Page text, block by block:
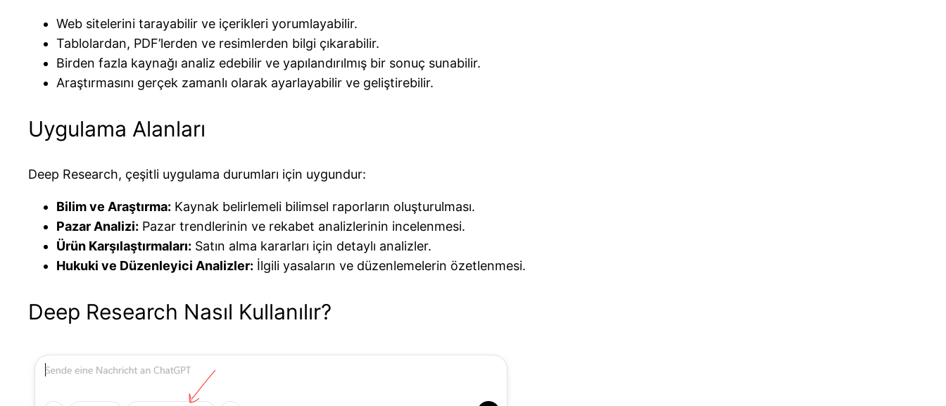
Web sitelerini tarayabilir ve içerikleri yorumlayabilir.
Tablolardan, PDF’lerden ve resimlerden bilgi çıkarabilir.
Birden fazla kaynağı analiz edebilir ve yapılandırılmış bir sonuç sunabilir.
Araştırmasını gerçek zamanlı olarak ayarlayabilir ve geliştirebilir.
Uygulama Alanları
Deep Research, çeşitli uygulama durumları için uygundur:
Bilim ve Araştırma: Kaynak belirlemeli bilimsel raporların oluşturulması.
Pazar Analizi: Pazar trendlerinin ve rekabet analizlerinin incelenmesi.
Ürün Karşılaştırmaları: Satın alma kararları için detaylı analizler.
Hukuki ve Düzenleyici Analizler: İlgili yasaların ve düzenlemelerin özetlenmesi.
Deep Research Nasıl Kullanılır?